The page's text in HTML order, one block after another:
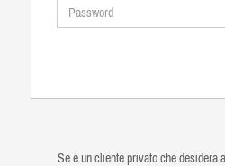
Se è un cliente privato che desidera